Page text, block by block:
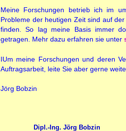
Meine Forschungen betrieb ich im
Probleme der heutigen Zeit sind auf
finden. So lag meine Basis immer
getragen. Mehr dazu erfahren sie unter
IUm meine Forschungen und deren
Auftragsarbeit, leite Sie aber gerne
Jörg Bobzin
Dipl.-Ing. Jörg Bobzin